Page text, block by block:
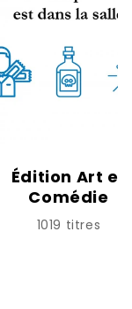
Édition Art et
Comédie
1019 titres